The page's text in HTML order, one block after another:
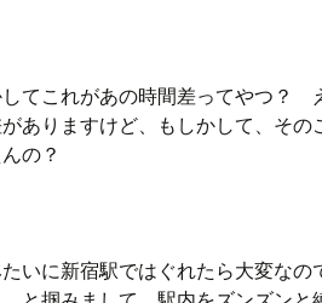
してこれがあの時間差ってやつ
ありますけど、もしかして、そ
の？
いに新宿駅ではぐれたら大変な